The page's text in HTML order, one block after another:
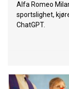
Alfa Romeo
sportslighet,
ChatGPT.